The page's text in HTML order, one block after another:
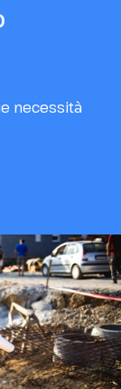
necessità